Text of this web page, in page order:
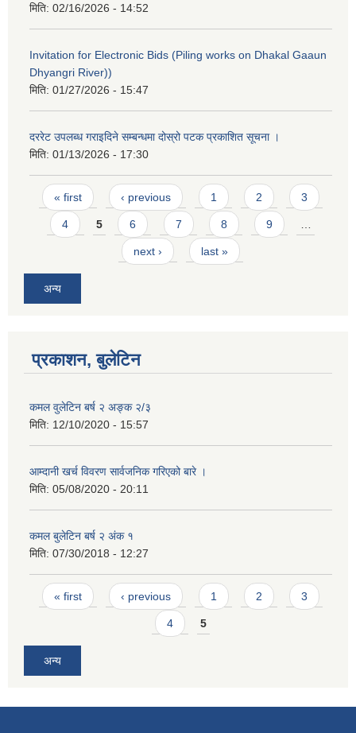
मिति: 02/16/2026 - 14:52
Invitation for Electronic Bids (Piling works on Dhakal Gaaun
Dhyangri River))
मिति: 01/27/2026 - 15:47
दररेट उपलब्ध गराइदिने सम्बन्धमा दोस्रो पटक प्रकाशित सूचना ।
मिति: 01/13/2026 - 17:30
Pages
« first ‹ previous 1 2 3
4 5 6 7 8 9 …
next › last »
अन्य
प्रकाशन, बुलेटिन
कमल वुलेटिन बर्ष २ अङ्क २/३
मिति: 12/10/2020 - 15:57
आम्दानी खर्च विवरण सार्वजनिक गरिएको बारे ।
मिति: 05/08/2020 - 20:11
कमल बुलेटिन बर्ष २ अंक १
मिति: 07/30/2018 - 12:27
Pages
« first ‹ previous 1 2 3
4 5
अन्य